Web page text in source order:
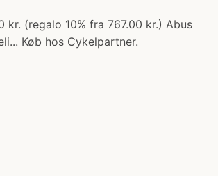
(regalo 10% fra 767.00 kr.) Abus
Køb hos Cykelpartner.